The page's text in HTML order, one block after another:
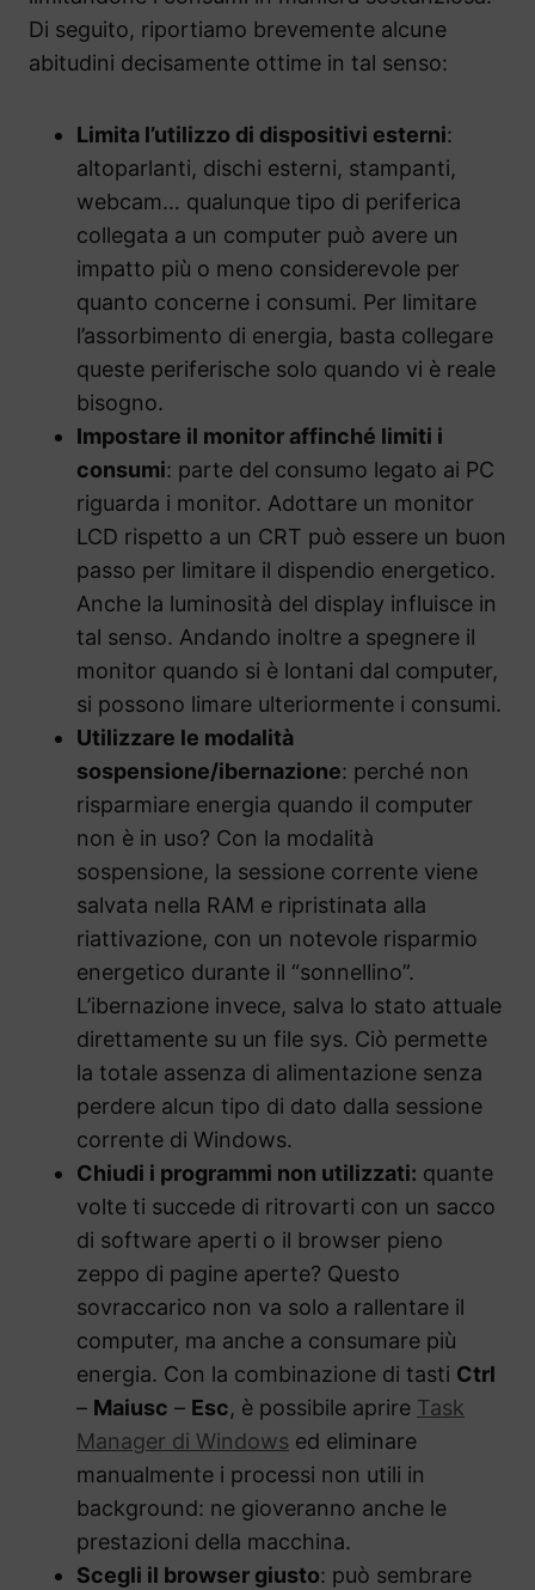
Di seguito, riportiamo brevemente alcune
abitudini decisamente ottime in tal senso:
Limita l’utilizzo di dispositivi esterni:
altoparlanti, dischi esterni, stampanti,
webcam… qualunque tipo di periferica
collegata a un computer può avere un
impatto più o meno considerevole per
quanto concerne i consumi. Per limitare
l’assorbimento di energia, basta collegare
queste periferische solo quando vi è reale
bisogno.
Impostare il monitor affinché limiti i
consumi: parte del consumo legato ai PC
riguarda i monitor. Adottare un monitor
LCD rispetto a un CRT può essere un buon
passo per limitare il dispendio energetico.
Anche la luminosità del display influisce in
tal senso. Andando inoltre a spegnere il
monitor quando si è lontani dal computer,
si possono limare ulteriormente i consumi.
Utilizzare le modalità
sospensione/ibernazione: perché non
risparmiare energia quando il computer
non è in uso? Con la modalità
sospensione, la sessione corrente viene
salvata nella RAM e ripristinata alla
riattivazione, con un notevole risparmio
energetico durante il “sonnellino”.
L’ibernazione invece, salva lo stato attuale
direttamente su un file sys. Ciò permette
la totale assenza di alimentazione senza
perdere alcun tipo di dato dalla sessione
corrente di Windows.
Chiudi i programmi non utilizzati: quante
volte ti succede di ritrovarti con un sacco
di software aperti o il browser pieno
zeppo di pagine aperte? Questo
sovraccarico non va solo a rallentare il
computer, ma anche a consumare più
energia. Con la combinazione di tasti Ctrl
– Maiusc – Esc, è possibile aprire Task
Manager di Windows ed eliminare
manualmente i processi non utili in
background: ne gioveranno anche le
prestazioni della macchina.
Scegli il browser giusto: può sembrare